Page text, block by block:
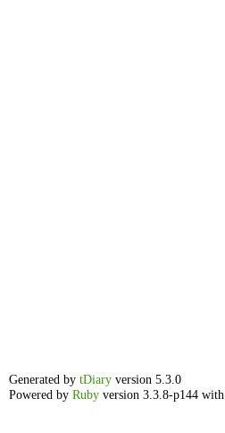
Generated by tDiary version 5.3.0
Powered by Ruby version 3.3.8-p144 with